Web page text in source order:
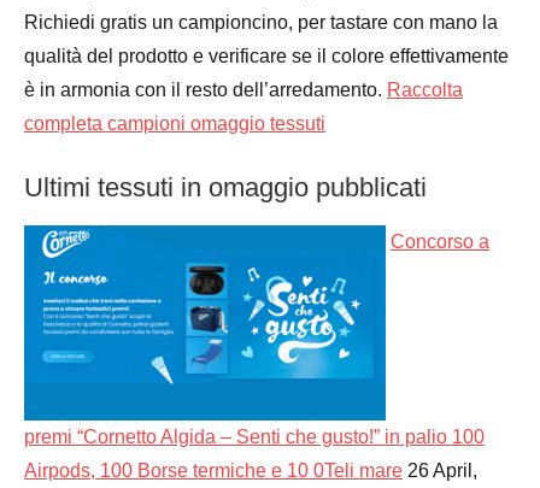
Richiedi gratis un campioncino, per tastare con mano la
qualità del prodotto e verificare se il colore effettivamente
è in armonia con il resto dell’arredamento. Raccolta
completa campioni omaggio tessuti
Ultimi tessuti in omaggio pubblicati
Concorso a
premi “Cornetto Algida – Senti che gusto!” in palio 100
Airpods, 100 Borse termiche e 10 0Teli mare 26 April,